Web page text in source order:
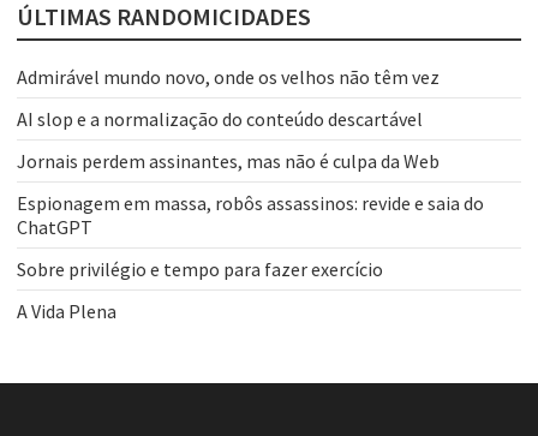
ÚLTIMAS RANDOMICIDADES
Admirável mundo novo, onde os velhos não têm vez
AI slop e a normalização do conteúdo descartável
Jornais perdem assinantes, mas não é culpa da Web
Espionagem em massa, robôs assassinos: revide e saia do
ChatGPT
Sobre privilégio e tempo para fazer exercício
A Vida Plena